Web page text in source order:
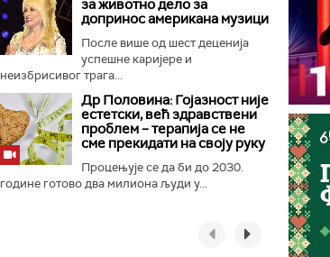
за животно дело за
допринос американа музици
После више од шест деценија
успешне каријере и
неизбрисивог трага...
Др Половина: Гојазност није
естетски, већ здравствени
проблем – терапија се не
сме прекидати на своју руку
Процењује се да би до 2030.
године готово два милиона људи у...